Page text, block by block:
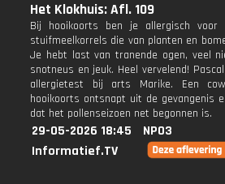
Het Klokhuis: Afl. 109
Bij hooikoorts ben je allergisch voor
stuifmeelkorrels die van planten en
Je hebt last van tranende ogen, veel
snotneus en jeuk. Heel vervelend!
allergietest bij arts Marike. Een
hooikoorts ontsnapt uit de gevangenis
dat het pollenseizoen net begonnen is.
29-05-2026 18:45
NPO3
Informatief.TV